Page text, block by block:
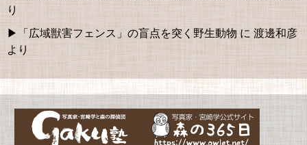
り
「広域獣害フェンス」の盲点を突く野生動物 に 渡邊和彦
より